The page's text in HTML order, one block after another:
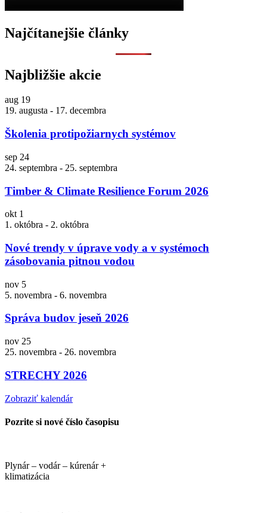
Najčítanejšie články
Najbližšie akcie
aug 19
19. augusta - 17. decembra
Školenia protipožiarnych systémov
sep 24
24. septembra - 25. septembra
Timber & Climate Resilience Forum 2026
okt 1
1. októbra - 2. októbra
Nové trendy v úprave vody a v systémoch
zásobovania pitnou vodou
nov 5
5. novembra - 6. novembra
Správa budov jeseň 2026
nov 25
25. novembra - 26. novembra
STRECHY 2026
Zobraziť kalendár
Pozrite si nové číslo časopisu
Plynár – vodár – kúrenár +
klimatizácia